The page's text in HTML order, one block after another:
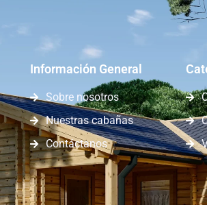
Información General
Sobre nosotros
Nuestras cabañas
Contáctanos